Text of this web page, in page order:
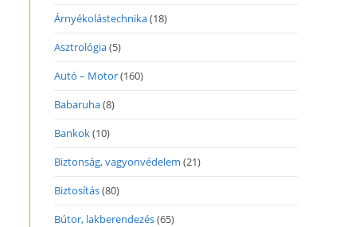
Árnyékolástechnika(18)
Asztrológia(5)
Autó – Motor(160)
Babaruha(8)
Bankok(10)
Biztonság, vagyonvédelem (21)
Biztosítás(80)
Bútor, lakberendezés(65)